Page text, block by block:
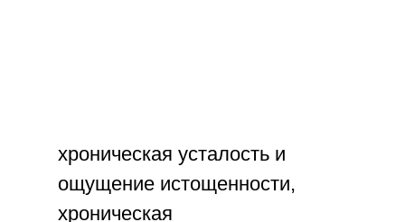
хроническая усталость и
ощущение истощенности,
хроническая